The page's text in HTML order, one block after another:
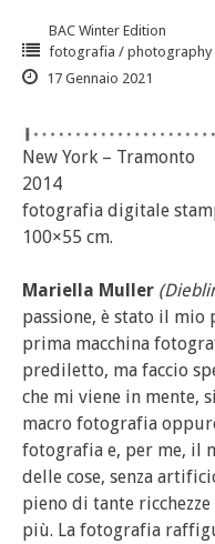
BAC Winter Edition
fotografia / photography
17 Gennaio 2021
New York – Tramonto
2014
fotografia digitale
100×55 cm.
Mariella Muller
passione, è stato il mio
prima macchina
prediletto, ma faccio
che mi viene in mente,
macro fotografia
fotografia e, per me, il
delle cose, senza
pieno di tante
più. La fotografia